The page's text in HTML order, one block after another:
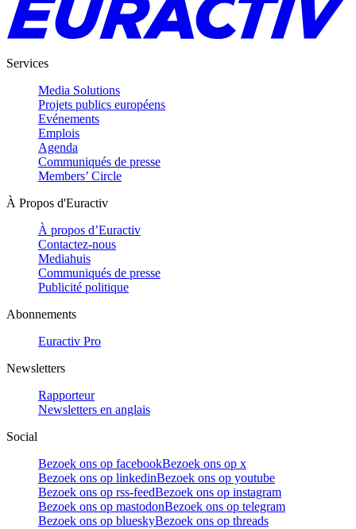
Services
Media Solutions
Projets publics européens
Evénements
Emplois
Agenda
Communiqués de presse
Members’ Circle
À Propos d'Euractiv
À propos d’Euractiv
Contactez-nous
Mediahuis
Communiqués de presse
Publicité politique
Abonnements
Euractiv Pro
Newsletters
Rapporteur
Newsletters en anglais
Social
Bezoek ons op facebookBezoek ons op x
Bezoek ons op linkedinBezoek ons op youtube
Bezoek ons op rss-feedBezoek ons op instagram
Bezoek ons op mastodonBezoek ons op telegram
Bezoek ons op blueskyBezoek ons op threads